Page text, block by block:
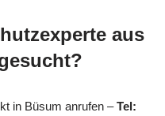
aus
in Büsum anrufen –Tel: